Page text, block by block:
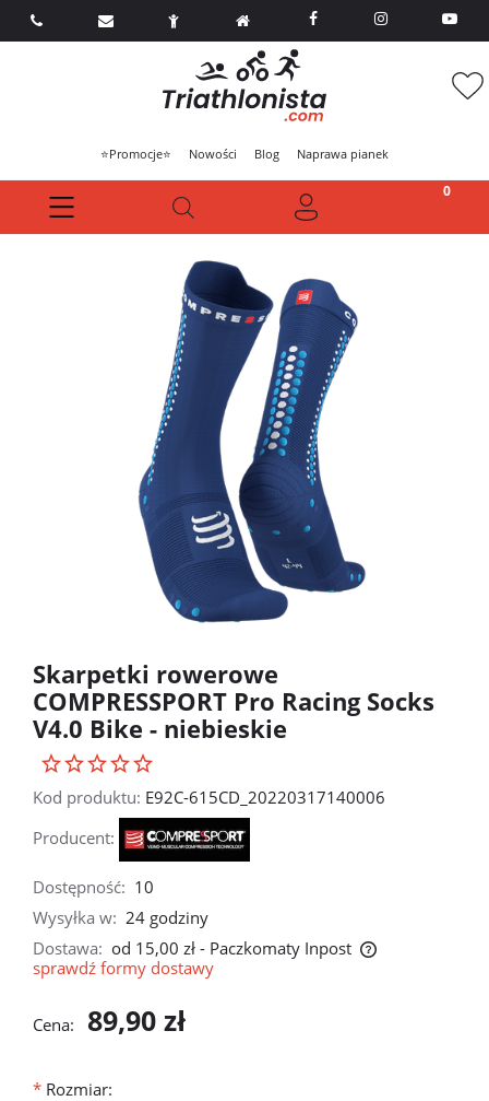
  
⭐Promocje⭐ Nowości Blog Naprawa pianek
Skarpetki rowerowe
COMPRESSPORT Pro Racing Socks
V4.0 Bike - niebieskie
Kod produktu: E92C-615CD_20220317140006
Producent:
Dostępność: 10
Wysyłka w: 24 godziny
Dostawa: od 15,00 zł - Paczkomaty Inpost
Cena nie zawiera ewentualnych kosztów płatności
sprawdź formy dostawy
Cena: 89,90 zł
* Rozmiar: